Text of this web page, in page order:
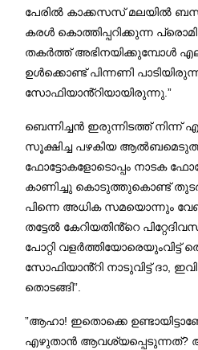
പേരിൽ കാക്കസസ് മലയിൽ
കരൾ കൊത്തിപ്പറിക്കുന്ന
തകർത്ത് അഭിനയിക്കുമ്പോൾ
ഉൾക്കൊണ്ട് പിന്നണി
സോഫിയാൻ്റിയായിരുന്നു.”
ബെന്നിച്ചൻ ഇരുന്നിടത്ത് നിന്ന്
സൂക്ഷിച്ച പഴകിയ
ഫോട്ടോകളോടൊപ്പം നാടക
കാണിച്ചു കൊടുത്തുകൊണ്ട്
പിന്നെ അധിക സമയൊന്നും
തട്ടേൽ കേറിയതിൻ്റെ
പോറ്റി വളർത്തിയോരെയുംവിട്ട്
സോഫിയാൻ്റി നാടുവിട്ട് ദാ,
തൊടങ്ങി”.
”ആഹാ! ഇതൊക്കെ
എഴുതാൻ ആവശ്യപ്പെടുന്നത്?